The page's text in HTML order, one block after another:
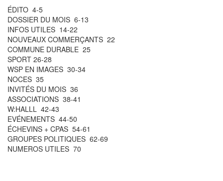
ÉDITO 4-5
DOSSIER DU MOIS 6-13
INFOS UTILES 14-22
NOUVEAUX COMMERÇANTS 22
COMMUNE DURABLE 25
SPORT 26-28
WSP EN IMAGES 30-34
NOCES 35
INVITÉS DU MOIS 36
ASSOCIATIONS 38-41
W:HALLL 42-43
EVÉNEMENTS 44-50
ÉCHEVINS + CPAS 54-61
GROUPES POLITIQUES 62-69
NUMEROS UTILES 70